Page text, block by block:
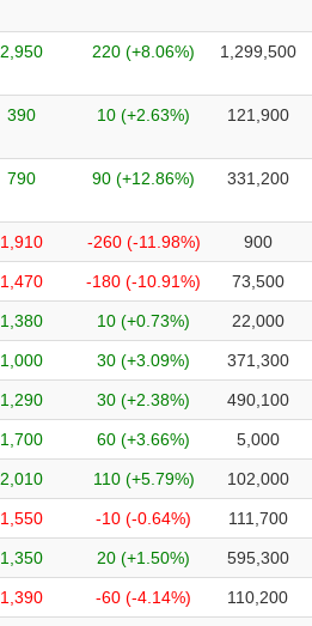
2,950 220 (+8.06%) 1,299,500
390 10 (+2.63%) 121,900
790 90 (+12.86%) 331,200
1,910 -260 (-11.98%) 900
1,470 -180 (-10.91%) 73,500
1,380 10 (+0.73%) 22,000
1,000 30 (+3.09%) 371,300
1,290 30 (+2.38%) 490,100
1,700 60 (+3.66%) 5,000
2,010 110 (+5.79%) 102,000
1,550 -10 (-0.64%) 111,700
1,350 20 (+1.50%) 595,300
1,390 -60 (-4.14%) 110,200